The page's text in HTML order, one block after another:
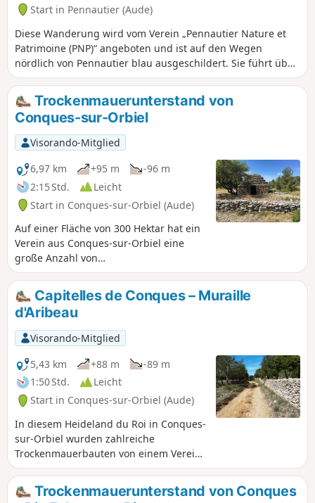
Start in Pennautier (Aude)
Diese Wanderung wird vom Verein „Pennautier Nature et
Patrimoine (PNP)“ angeboten und ist auf den Wegen
nördlich von Pennautier blau ausgeschildert. Sie führt über
einen einfachen Weg und ermöglicht es, die von unseren
Vorgehen errichteten Bauwerke zu besichtigen, die der
Wasserableitung und der Erreichbarkeit der Anbauflächen
dienten.
Trockenmauerunterstand von
Conques-sur-Orbiel
Visorando-Mitglied
6,97 km
+95 m
-96 m
2:15 Std.
Leicht
Start in Conques-sur-Orbiel (Aude)
Auf einer Fläche von 300 Hektar hat ein
Verein aus Conques-sur-Orbiel eine
große Anzahl von
Trockenmauerunterständen restauriert,
die früher den Bauern als Unterkunft
dienten, wenn sie auf diesem
unwirtlichen Land arbeiteten. Die
während der Arbeiten aus dem Boden
gerissenen Felsen wurden zum Bau
dieser Unterkünfte verwendet. Sie
werden auf etwa dreißig dieser
Trockenmauerunterstände stoßen.
Capitelles de Conques – Muraille
d'Aribeau
Visorando-Mitglied
5,43 km
+88 m
-89 m
1:50 Std.
Leicht
Start in Conques-sur-Orbiel (Aude)
In diesem Heideland du Roi in Conques-
sur-Orbiel wurden zahlreiche
Trockenmauerbauten von einem Verein
des Dorfes restauriert. Auf dieser
Wanderung zeigen wir Ihnen Mauern,
die ursprünglich dazu dienten,
Trockenmauerunterstand von Conques